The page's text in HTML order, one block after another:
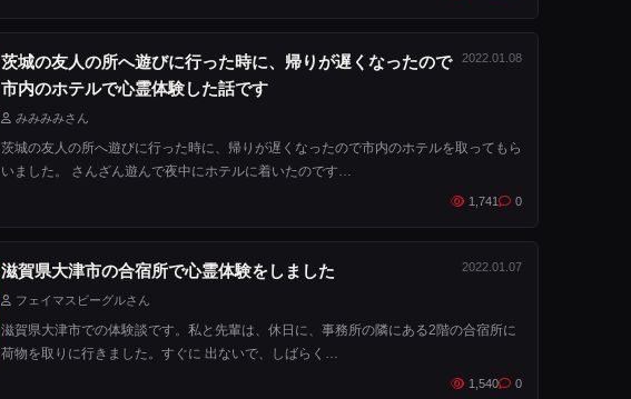
茨城の友人の所へ遊びに行った時に、帰りが遅くなったので
市内のホテルで心霊体験した話です
2022.01.08
みみみみさん
茨城の友人の所へ遊びに行った時に、帰りが遅くなったので市内のホテルを取ってもら
いました。 さんざん遊んで夜中にホテルに着いたのです…
1,741 0
滋賀県大津市の合宿所で心霊体験をしました 2022.01.07
フェイマスビーグルさん
滋賀県大津市での体験談です。私と先輩は、休日に、事務所の隣にある2階の合宿所に
荷物を取りに行きました。すぐに 出ないで、しばらく…
1,540 0